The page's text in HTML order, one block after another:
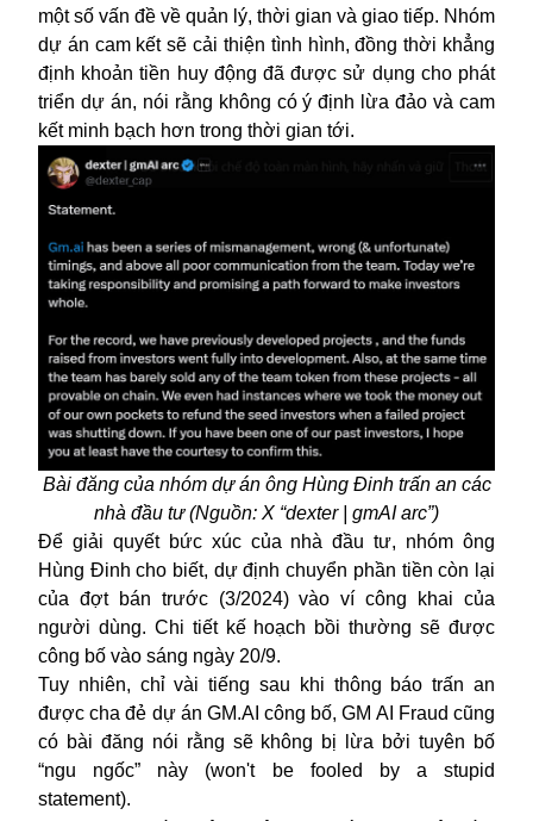
một số vấn đề về quản lý, thời gian và giao tiếp. Nhóm
dự án cam kết sẽ cải thiện tình hình, đồng thời khẳng
định khoản tiền huy động đã được sử dụng cho phát
triển dự án, nói rằng không có ý định lừa đảo và cam
kết minh bạch hơn trong thời gian tới.
Bài đăng của nhóm dự án ông Hùng Đinh trấn an các
nhà đầu tư (Nguồn: X “dexter | gmAI arc”)
Để giải quyết bức xúc của nhà đầu tư, nhóm ông
Hùng Đinh cho biết, dự định chuyển phần tiền còn lại
của đợt bán trước (3/2024) vào ví công khai của
người dùng. Chi tiết kế hoạch bồi thường sẽ được
công bố vào sáng ngày 20/9.
Tuy nhiên, chỉ vài tiếng sau khi thông báo trấn an
được cha đẻ dự án GM.AI công bố, GM AI Fraud cũng
có bài đăng nói rằng sẽ không bị lừa bởi tuyên bố
“ngu ngốc” này (won't be fooled by a stupid
statement).